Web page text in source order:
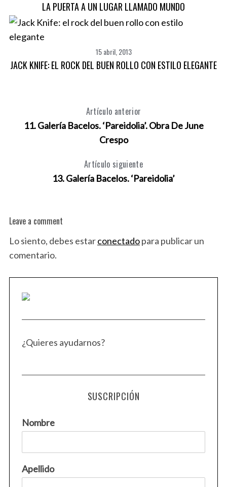
LA PUERTA A UN LUGAR LLAMADO MUNDO
15 abril, 2013
JACK KNIFE: EL ROCK DEL BUEN ROLLO CON ESTILO ELEGANTE
Artículo anterior
11. Galería Bacelos. ‘Pareidolia’. Obra De June
Crespo
Artículo siguiente
13. Galería Bacelos. ‘Pareidolia’
Leave a comment
Lo siento, debes estarconectadopara publicar un
comentario.
¿Quieres ayudarnos?
SUSCRIPCIÓN
Nombre
Apellido